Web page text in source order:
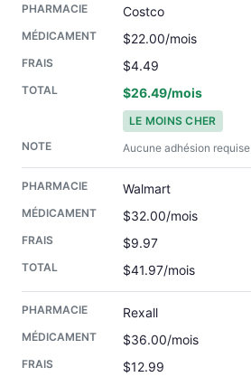
Costco
$22.00/mois
$4.49
$26.49/mois
LE MOINS CHER
Aucune adhésion requise
Walmart
$32.00/mois
$9.97
$41.97/mois
Rexall
$36.00/mois
$12.99